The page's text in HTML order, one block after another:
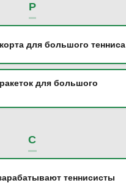
Р
для большого тенниса
для большого
С
теннисисты